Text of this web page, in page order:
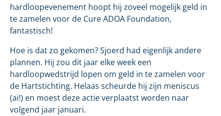
hardloopevenement hoopt hij zoveel mogelijk geld in
te zamelen voor de Cure ADOA Foundation,
fantastisch!
Hoe is dat zo gekomen? Sjoerd had eigenlijk andere
plannen. Hij zou dit jaar elke week een
hardloopwedstrijd lopen om geld in te zamelen voor
de Hartstichting. Helaas scheurde hij zijn meniscus
(ai!) en moest deze actie verplaatst worden naar
volgend jaar januari.